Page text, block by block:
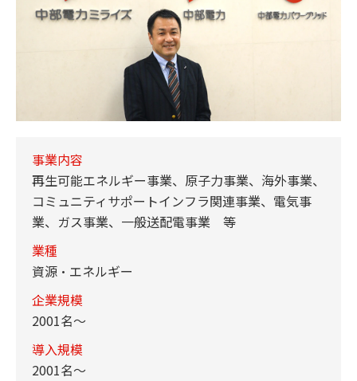
事業内容
再生可能エネルギー事業、原子力事業、海外事業、
コミュニティサポートインフラ関連事業、電気事
業、ガス事業、一般送配電事業 等
業種
資源・エネルギー
企業規模
2001名～
導入規模
2001名〜